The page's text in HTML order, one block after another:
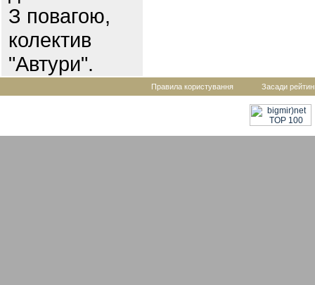
З повагою,
колектив
"Автури".
Правила користування Засади